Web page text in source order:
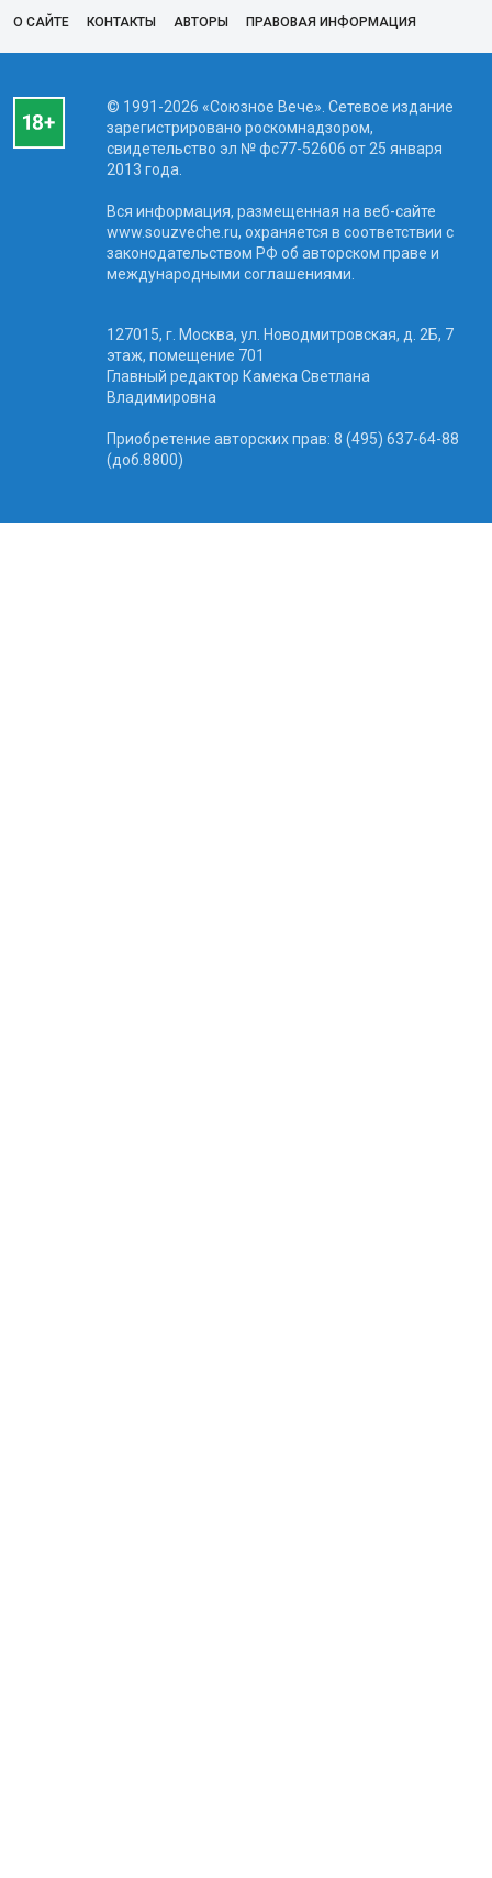
О САЙТЕ КОНТАКТЫ АВТОРЫ ПРАВОВАЯ ИНФОРМАЦИЯ
© 1991-2026 «Союзное Вече». Сетевое издание
зарегистрировано роскомнадзором,
свидетельство эл № фc77-52606 от 25 января
2013 года.
Вся информация, размещенная на веб-сайте
www.souzveche.ru, охраняется в соответствии с
законодательством РФ об авторском праве и
международными соглашениями.
127015, г. Москва, ул. Новодмитровская, д. 2Б, 7
этаж, помещение 701
Главный редактор Камека Светлана
Владимировна
Приобретение авторских прав: 8 (495) 637-64-88
(доб.8800)